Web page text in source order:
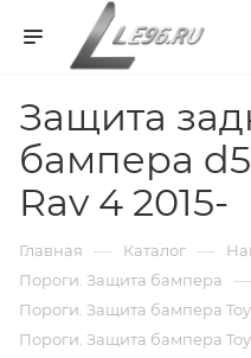
Защита
бампера
Rav 4 2015-
Главная — Каталог —
Пороги. Защита бампера —
Пороги. Защита бампера
Пороги. Защита бампера